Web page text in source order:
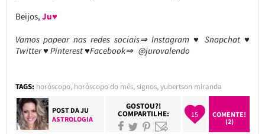
Beijos, Ju♥
Vamos papear nas redes sociais⇒ Instagram ♥ Snapchat ♥
Twitter ♥ Pinterest ♥Facebook⇒ @jurovalendo
TAGS: horóscopo, horóscopo do mês,signos,yubertson miranda
POST DAJU
ASTROLOGIA
GOSTOU?!
COMPARTILHE: 15
COMENTE!
(2)